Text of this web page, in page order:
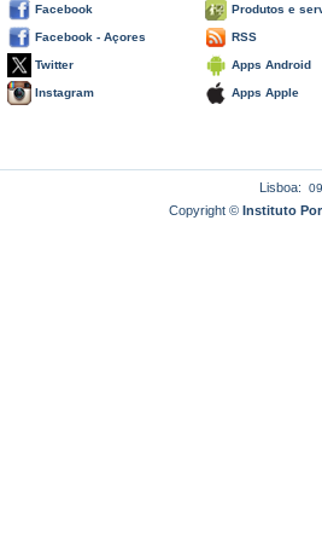
Facebook
Facebook - Açores
Twitter
Instagram
Produtos e
RSS
Apps Android
Apps Apple
Lisboa:
Copyright ©Instituto